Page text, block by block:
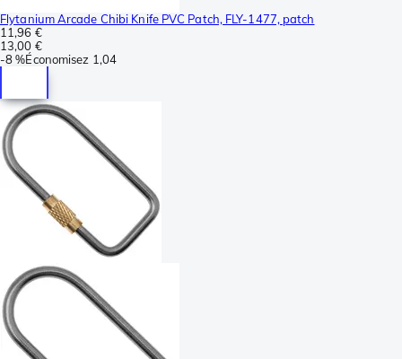
Flytanium Arcade Chibi Knife PVC Patch, FLY-1477, patch
11,96 €
13,00 €
-8 %Économisez 1,04